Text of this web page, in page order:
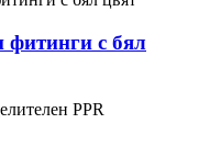
фитинги с бял